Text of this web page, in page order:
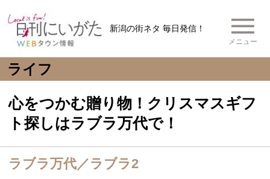
新潟の街ネタ 毎日発信！
メニュー
ライフ
心をつかむ贈り物！クリスマスギフ
ト探しはラブラ万代で！
ラブラ万代／ラブラ2